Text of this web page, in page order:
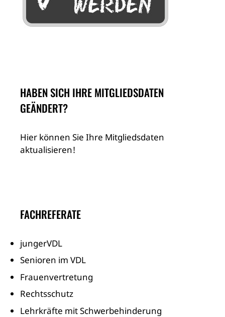
HABEN SICH IHRE MITGLIEDSDATEN
GEÄNDERT?
Hier können Sie Ihre Mitgliedsdaten
aktualisieren!
FACHREFERATE
jungerVDL
Senioren im VDL
Frauenvertretung
Rechtsschutz
Lehrkräfte mit Schwerbehinderung